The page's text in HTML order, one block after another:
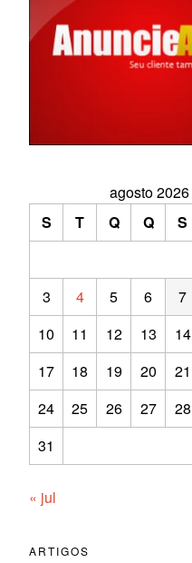
agosto 2026
S
T Q Q S
3
4 5 6 7
10
11 12 13 14
17
18 19 20 21
24
25 26 27 28
31
« jul
ARTIGOS